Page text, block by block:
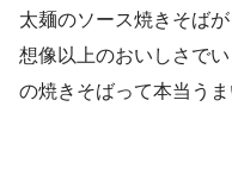
太麺のソース焼きそばが
想像以上のおいしさで
の焼きそばって本当うま